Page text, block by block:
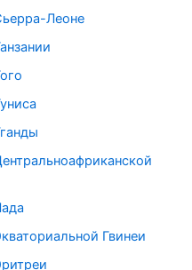
Леоне
Гвинеи